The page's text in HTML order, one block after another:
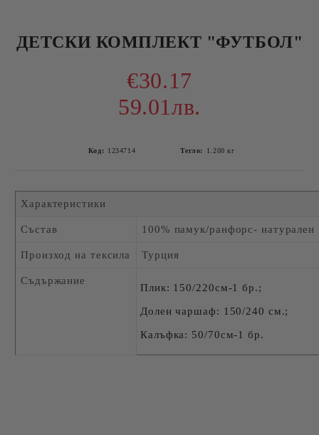
ДЕТСКИ КОМПЛЕКТ "ФУТБОЛ"
€30.17
59.01лв.
Код: 1234714 Тегло: 1.200 кг
Характеристики
Състав 100% памук/ранфорс- натурален
Произход на тексила Турция
Съдържание
Плик: 150/220см-1 бр.;
Долен чаршаф: 150/240 см.;
Калъфка: 50/70см-1 бр.